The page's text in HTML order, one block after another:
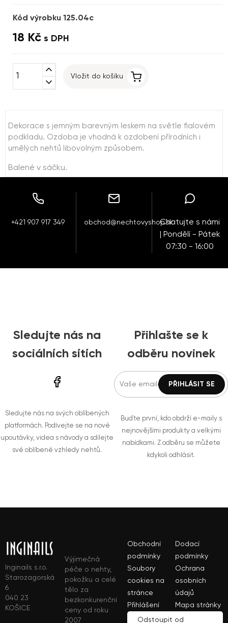
Kód výrobku 125.04c
18 Kč s DPH
expand_less
expand_more
Vložit do košíku
Dekorace s jemným barevným leskem na světle fialovém
podkladu. Ozdoba je vhodná k ozdobení přírodních i
umělých nehtů libovolným způsobem.
Balené v sáčku.
+421 907 917 349 obchod@nechtovyshop.skChatujte s námi
| Pondělí - Pátek
07:30 - 16:00
Sledujte nás na
sociálních sítích
Sledujte nás na svých oblíbených
platformách. Podívejte se na nové
upoutávky, videa s návody a sdílejte
své oblíbené vzhledy nehtů.
Přihlašte se k
odběru novinek
Buďte první, kdo obdrží e-maily s
nejnovějšími produkty a velkými
nabídkami. Z odběru se můžete
kdykoli odhlásit.
Inginails s.r.o.
Starozagorská
6
040 23
KOŠICE
Výjimečná
péče o nehty,
pokožku a celé
tělo za
bezkonkurenční
ceny od roku
2007
Obchodní
podmínky
Dodací
podmínky
Soubory
cookies na
stránce
Ochrana
osobních
údajů
Přihlášení
Mapa stránky
Odstoupit od